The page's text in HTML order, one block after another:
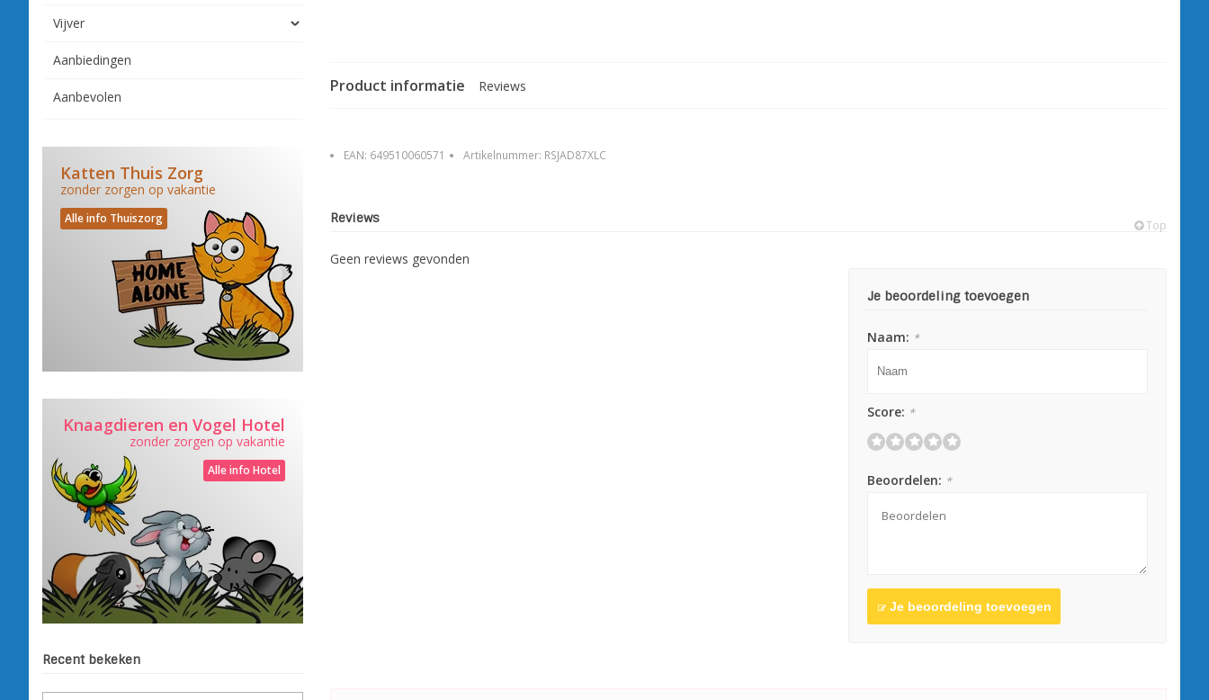
Vijver
Aanbiedingen
Aanbevolen
Katten Thuis Zorg
zonder zorgen op vakantie
Alle info Thuiszorg
Knaagdieren en Vogel Hotel
zonder zorgen op vakantie
Alle info Hotel
Recent bekeken
Product informatie Reviews
EAN: 649510060571 Artikelnummer: RSJAD87XLC
Reviews Top
Geen reviews gevonden
Je beoordeling toevoegen
Naam: *
Score: *
Beoordelen: *
Je beoordeling toevoegen